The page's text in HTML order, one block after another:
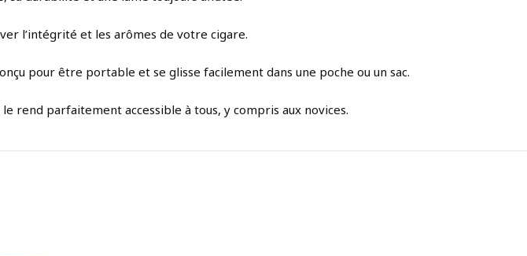
l’intégrité et les arômes de votre cigare.
pour être portable et se glisse facilement dans une poche ou un sac.
rend parfaitement accessible à tous, y compris aux novices.